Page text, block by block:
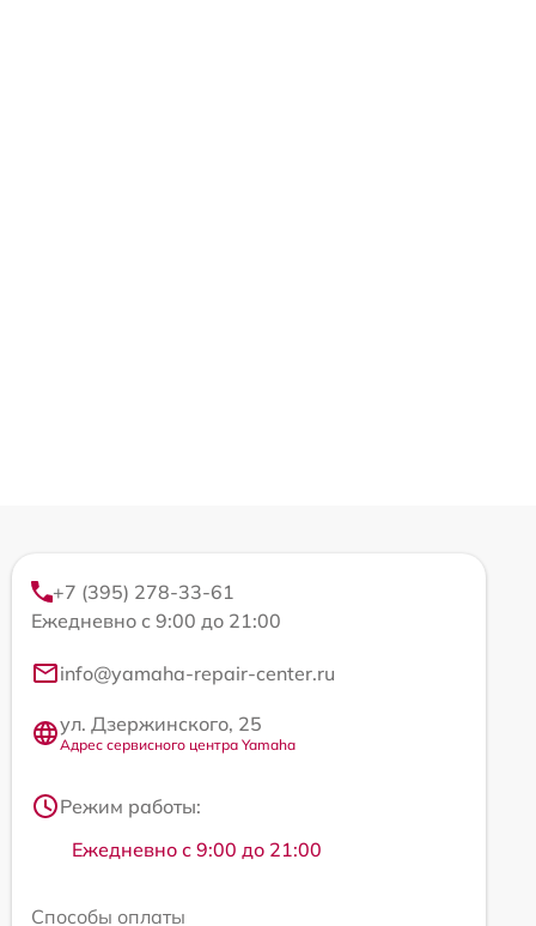
+7 (395) 278-33-61
Ежедневно с 9:00 до 21:00
info@yamaha-repair-center.ru
ул. Дзержинского, 25
Адрес сервисного центра Yamaha
Режим работы:
Ежедневно с 9:00 до 21:00
Способы оплаты